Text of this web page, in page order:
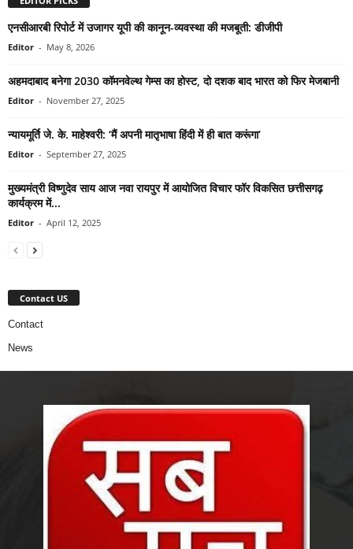
एनसीआरबी रिपोर्ट में उजागर यूपी की कानून-व्यवस्था की मजबूती: डीजीपी
Editor - May 8, 2026
अहमदाबाद बनेगा 2030 कॉमनवेल्थ गेम्स का होस्ट, दो दशक बाद भारत को फिर मेजबानी
Editor - November 27, 2025
न्यायमूर्ति जे. के. माहेश्वरी: ‘मैं अपनी मातृभाषा हिंदी में ही बात करूंगा’
Editor - September 27, 2025
मुख्यमंत्री विष्णुदेव साय आज नवा रायपुर में आयोजित विचार फॉर विकसित छत्तीसगढ़
कार्यक्रम में...
Editor - April 12, 2025
Contact US
Contact
News